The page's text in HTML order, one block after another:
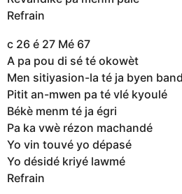
Refrain
c 26 é 27 Mé 67
A pa pou di sé té okowèt
Men sitiyasion-la té ja byen
Pitit an-mwen pa té vlé kyoulé
Békè menm té ja égri
Pa ka vwè rézon machandé
Yo vin touvé yo dépasé
Yo désidé kriyé lawmé
Refrain